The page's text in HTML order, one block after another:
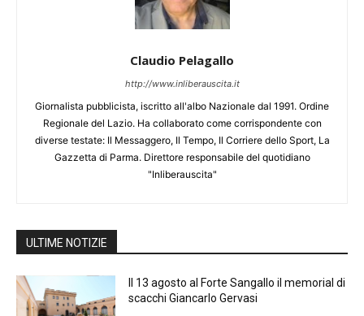
Claudio Pelagallo
http://www.inliberauscita.it
Giornalista pubblicista, iscritto all'albo Nazionale dal 1991. Ordine
Regionale del Lazio. Ha collaborato come corrispondente con
diverse testate: Il Messaggero, Il Tempo, Il Corriere dello Sport, La
Gazzetta di Parma. Direttore responsabile del quotidiano
"Inliberauscita"
ULTIME NOTIZIE
Il 13 agosto al Forte Sangallo il memorial di
scacchi Giancarlo Gervasi